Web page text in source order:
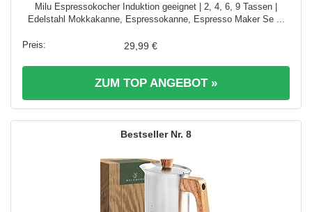
Milu Espressokocher Induktion geeignet | 2, 4, 6, 9 Tassen |
Edelstahl Mokkakanne, Espressokanne, Espresso Maker Se ...
29,99 €
ZUM TOP ANGEBOT »
8